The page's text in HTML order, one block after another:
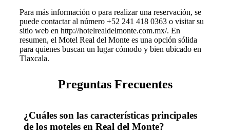
Para más información o para realizar una reservación, se
puede contactar al número +52 241 418 0363 o visitar su
sitio web en http://hotelrealdelmonte.com.mx/. En
resumen, el Motel Real del Monte es una opción sólida
para quienes buscan un lugar cómodo y bien ubicado en
Tlaxcala.
Preguntas Frecuentes
¿Cuáles son las características principales
de los moteles en Real del Monte?